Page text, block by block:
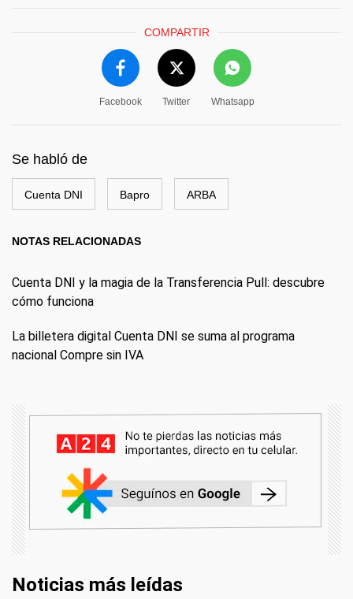
COMPARTIR
Facebook Twitter Whatsapp
Se habló de
Cuenta DNI Bapro ARBA
NOTAS RELACIONADAS
Cuenta DNI y la magia de la Transferencia Pull: descubre
cómo funciona
La billetera digital Cuenta DNI se suma al programa
nacional Compre sin IVA
Noticias más leídas